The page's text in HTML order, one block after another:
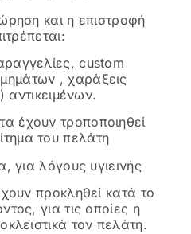
και η επιστροφή
custom
, χαράξεις
έχουν τροποποιηθεί
του πελάτη
για λόγους υγιεινής
προκληθεί κατά το
για τις οποίες η
τον πελάτη.